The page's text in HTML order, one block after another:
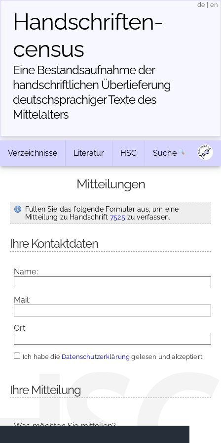
Handschriften­
census
Eine Bestandsaufnahme der
handschriftlichen Über­lieferung
deutschsprachiger Texte des
Mittelalters
de en
Verzeichnisse Literatur HSC Suche
Mitteilungen
Füllen Sie das folgende Formular aus, um eine
Mitteilung zu Handschrift7525 zu verfassen.
Ihre Kontaktdaten
Name:
Mail:
Ort:
Ich habe die Datenschutzerklärung gelesen und akzeptiert.
Ihre Mitteilung
Was möchten Sie mitteilen?